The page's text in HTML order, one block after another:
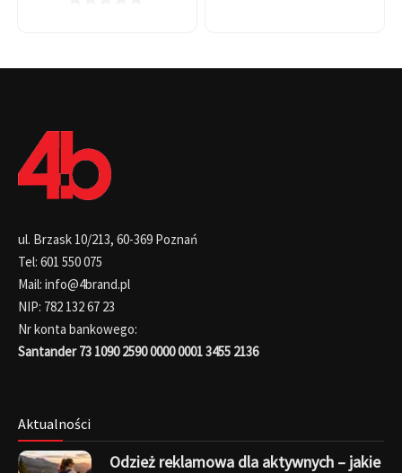
ul. Brzask 10/213, 60-369 Poznań
Tel: 601 550 075
Mail: info@4brand.pl
NIP: 782 132 67 23
Nr konta bankowego:
Santander 73 1090 2590 0000 0001 3455 2136
Aktualności
Odzież reklamowa dla aktywnych – jakie